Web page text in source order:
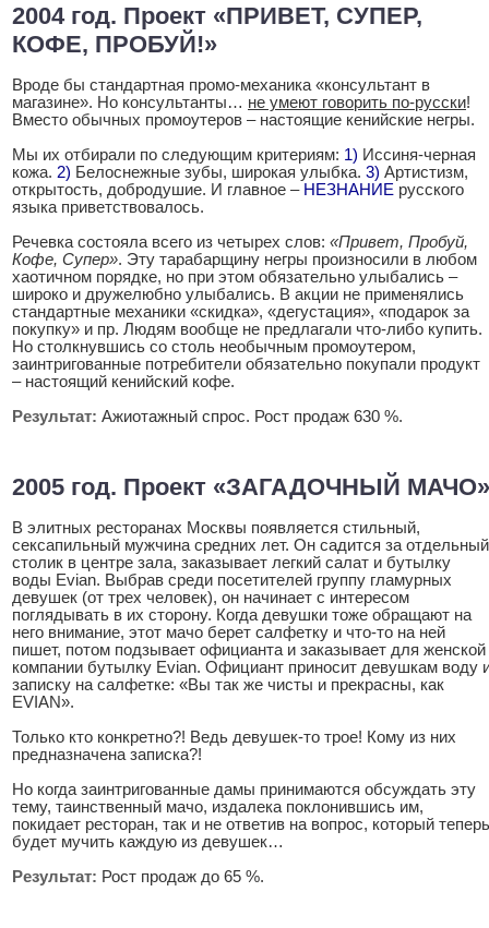
2004 год. Проект «ПРИВЕТ, СУПЕР,
КОФЕ, ПРОБУЙ!»
Вроде бы стандартная промо-механика «консультант в
магазине». Но консультанты… не умеют говорить по-русски!
Вместо обычных промоутеров – настоящие кенийские негры.
Мы их отбирали по следующим критериям: 1) Иссиня-черная
кожа. 2) Белоснежные зубы, широкая улыбка. 3) Артистизм,
открытость, добродушие. И главное – НЕЗНАНИЕ русского
языка приветствовалось.
Речевка состояла всего из четырех слов: «Привет, Пробуй,
Кофе, Супер». Эту тарабарщину негры произносили в любом
хаотичном порядке, но при этом обязательно улыбались –
широко и дружелюбно улыбались. В акции не применялись
стандартные механики «скидка», «дегустация», «подарок за
покупку» и пр. Людям вообще не предлагали что-либо купить.
Но столкнувшись со столь необычным промоутером,
заинтригованные потребители обязательно покупали продукт
– настоящий кенийский кофе.
Результат: Ажиотажный спрос. Рост продаж 630 %.
2005 год. Проект «ЗАГАДОЧНЫЙ МАЧО»
В элитных ресторанах Москвы появляется стильный,
сексапильный мужчина средних лет. Он садится за отдельный
столик в центре зала, заказывает легкий салат и бутылку
воды Evian. Выбрав среди посетителей группу гламурных
девушек (от трех человек), он начинает с интересом
поглядывать в их сторону. Когда девушки тоже обращают на
него внимание, этот мачо берет салфетку и что-то на ней
пишет, потом подзывает официанта и заказывает для женской
компании бутылку Evian. Официант приносит девушкам воду
записку на салфетке: «Вы так же чисты и прекрасны, как
EVIAN».
Только кто конкретно?! Ведь девушек-то трое! Кому из них
предназначена записка?!
Но когда заинтригованные дамы принимаются обсуждать эту
тему, таинственный мачо, издалека поклонившись им,
покидает ресторан, так и не ответив на вопрос, который теперь
будет мучить каждую из девушек…
Результат: Рост продаж до 65 %.